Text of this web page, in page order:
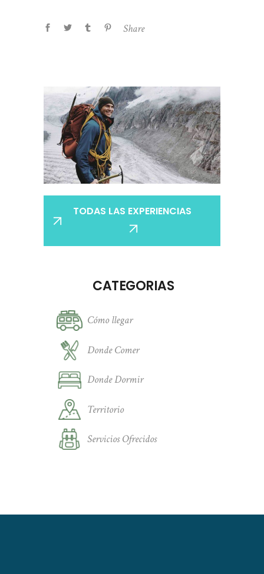
Share
TODAS LAS EXPERIENCIAS
CATEGORIAS
Cómo llegar
Donde Comer
Donde Dormir
Territorio
Servicios Ofrecidos